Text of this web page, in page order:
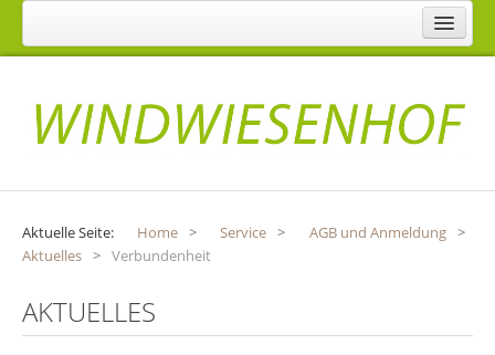
Home
Die Lage
Die Pferdepension
Karin Rauscher
Aktuelle Seite: Home > Service > AGB und Anmeldung >
Aktuelles > Verbundenheit
AKTUELLES